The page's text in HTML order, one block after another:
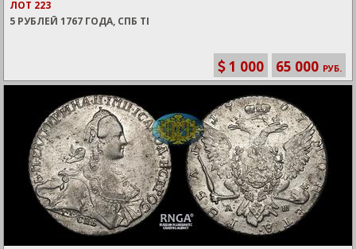
ЛОТ 223
5 РУБЛЕЙ 1767 ГОДА, СПБ TI
1 000 65 000 РУБ.